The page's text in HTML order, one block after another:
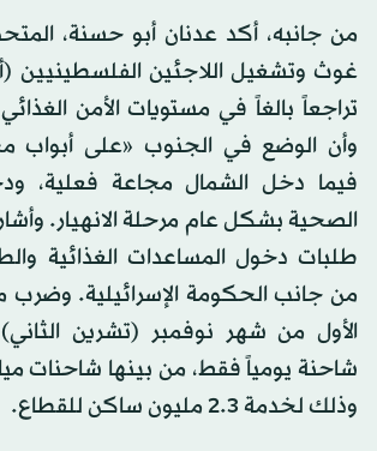
من جانبه، أكد عدنان أبو حسنة،
غوث وتشغيل اللاجئين الفلسطينيين
تراجعاً بالغاً في مستويات الأمن
وأن الوضع في الجنوب «على أبواب
فيما دخل الشمال مجاعة فعلية،
الصحية بشكل عام مرحلة الانهيار.
طلبات دخول المساعدات الغذائية
من جانب الحكومة الإسرائيلية. وضرب
شاحنة يومياً فقط، من بينها شاحنات
وذلك لخدمة 2.3 مليون ساكن للقطاع.